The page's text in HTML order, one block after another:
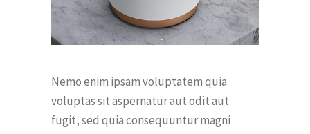
Nemo enim ipsam voluptatem quia
voluptas sit aspernatur aut odit aut
fugit, sed quia consequuntur magni